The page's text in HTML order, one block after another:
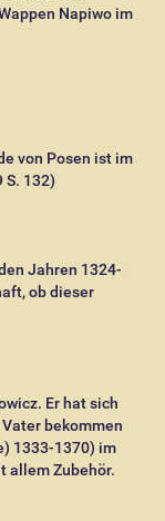
Napiwo im
von Posen ist im
S. 132)
Jahren 1324-
ob dieser
Er hat sich
bekommen
1333-1370) im
allem Zubehör.